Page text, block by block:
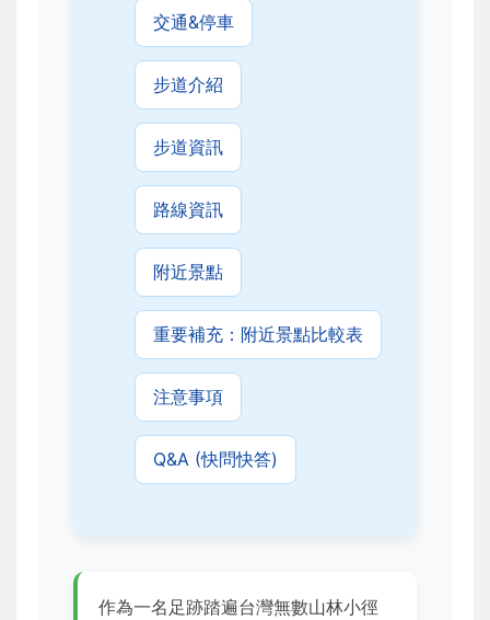
交通&停車
步道介紹
步道資訊
路線資訊
附近景點
重要補充：附近景點比較表
注意事項
Q&A (快問快答)
作為一名足跡踏遍台灣無數山林小徑